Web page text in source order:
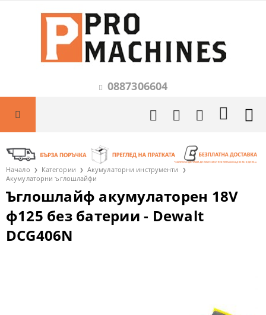
0887306604
Начало Категории
Акумулаторни инструменти
Акумулаторни ъглошлайфи
Ъглошлайф акумулаторен 18V
ф125 без батерии - Dewalt
DCG406N